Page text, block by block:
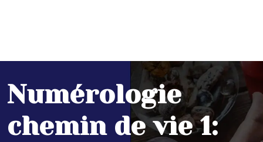
Numérologie
chemin de vie 1: